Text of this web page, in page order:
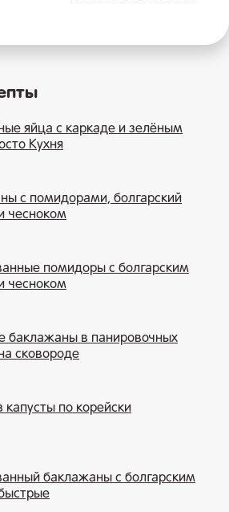
яйца с каркаде и зелёным
Кухня
с помидорами, болгарский
чесноком
помидоры с болгарским
чесноком
баклажаны в панировочных
сковороде
капусты по корейски
баклажаны с болгарским